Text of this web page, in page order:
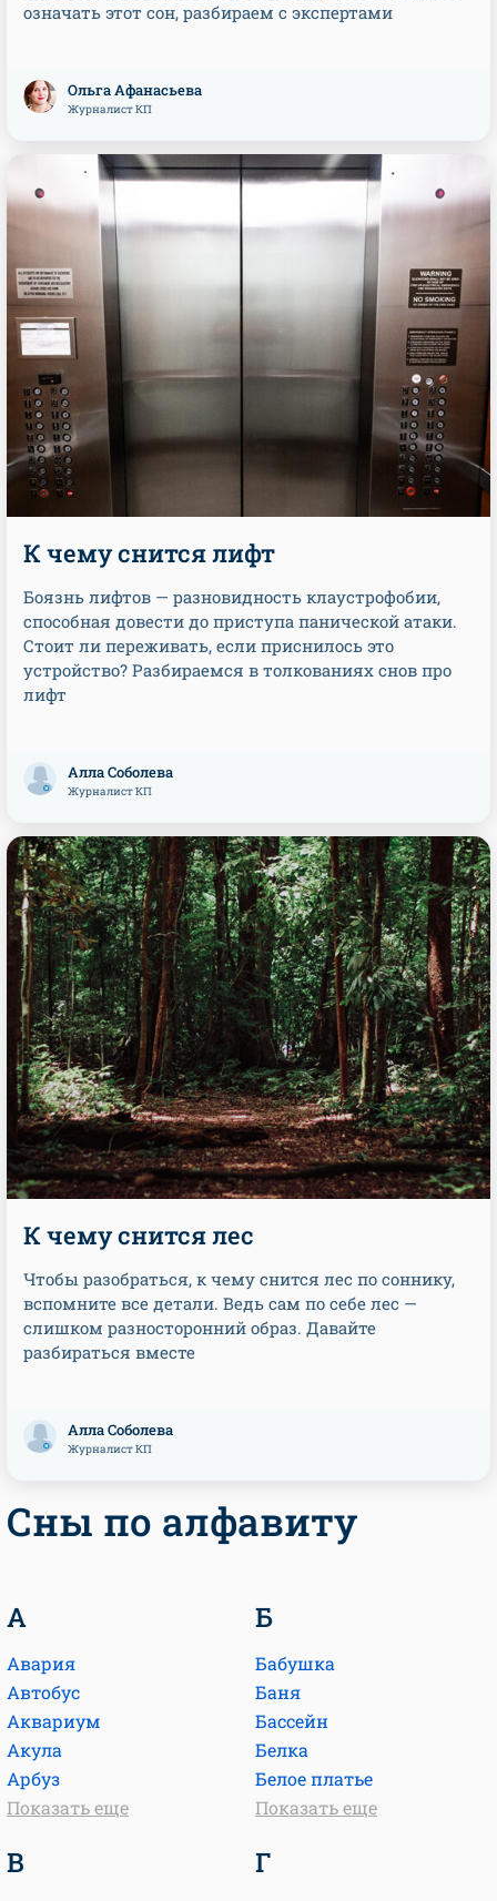
означать этот сон, разбираем с экспертами
Ольга Афанасьева
Журналист КП
К чему снится лифт
Боязнь лифтов — разновидность клаустрофобии,
способная довести до приступа панической атаки.
Стоит ли переживать, если приснилось это
устройство? Разбираемся в толкованиях снов про
лифт
Алла Соболева
Журналист КП
К чему снится лес
Чтобы разобраться, к чему снится лес по соннику,
вспомните все детали. Ведь сам по себе лес —
слишком разносторонний образ. Давайте
разбираться вместе
Алла Соболева
Журналист КП
Сны по алфавиту
А
Авария
Автобус
Аквариум
Акула
Арбуз
Показать еще
Б
Бабушка
Баня
Бассейн
Белка
Белое платье
Показать еще
В Г